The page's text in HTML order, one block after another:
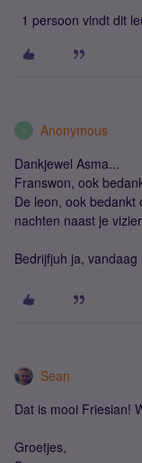
1 persoon vindt dit
A Anonymous
Dankjewel Asma...
Franswon, ook
De leon, ook bedankt
nachten naast je
Bedrijfjuh ja,
Sean
Dat is mooi Friesian!
Groetjes,